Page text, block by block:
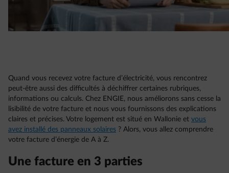
Quand vous recevez votre facture d’électricité, vous rencontrez
peut-être aussi des difficultés à déchiffrer certaines rubriques,
informations ou calculs. Chez ENGIE, nous améliorons sans cesse la
lisibilité de votre facture et nous vous fournissons des explications
claires et précises. Votre logement est situé en Wallonie et vous
avez installé des panneaux solaires ? Alors, vous allez comprendre
votre facture d’énergie de A à Z.
Une facture en 3 parties